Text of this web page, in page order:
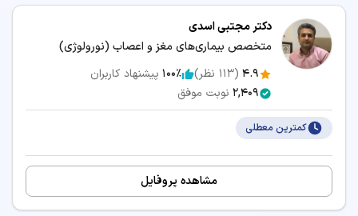
دکتر مجتبی اسدی
متخصص بیماری‌های مغز و اعصاب (نورولوژی)
4.9
(
113 نظر) 100٪ پیشنهاد کاربران
2,409 نوبت موفق
کمترین معطلی
مشاهده پروفایل